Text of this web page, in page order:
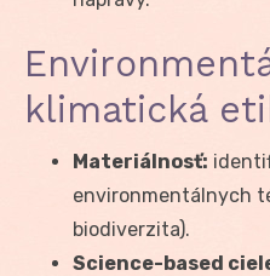
klimatická
Materiálnosť:
environmentálnych
biodiverzita).
Science-based